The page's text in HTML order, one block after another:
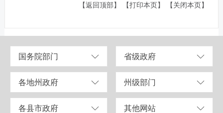
【返回顶部】 【打印本页】 【关闭本页】
国务院部门 省级政府
各地州政府 州级部门
各县市政府 其他网站